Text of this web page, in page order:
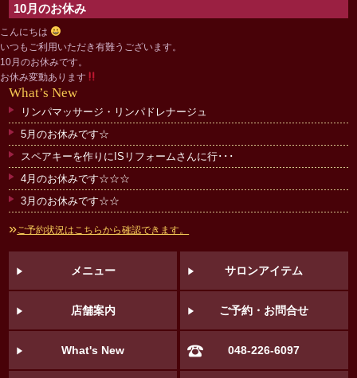
10月のお休み
こんにちは
いつもご利用いただき有難うございます。
10月のお休みです。
お休み変動あります
What’s New
リンパマッサージ・リンパドレナージュ
5月のお休みです☆
スペアキーを作りにISリフォームさんに行･･･
4月のお休みです☆☆☆
3月のお休みです☆☆
» ご予約状況はこちらから確認できます。
メニュー サロンアイテム
店舗案内 ご予約・お問合せ
What's New 048-226-6097